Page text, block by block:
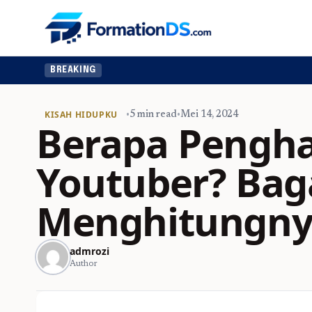
BREAKING
KISAH HIDUPKU •5 min read•Mei 14, 2024
Berapa
Youtuber?
admrozi
Author